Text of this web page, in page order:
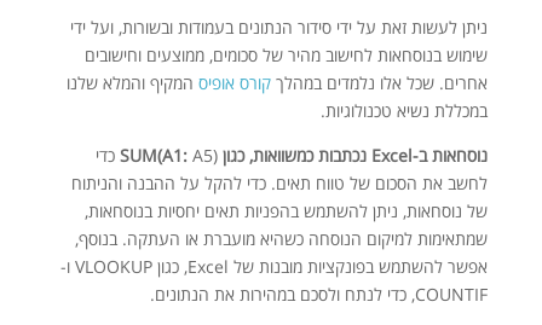
ניתן לעשות זאת על ידי סידור הנתונים בעמודות ובשורות, ועל ידי
שימוש בנוסחאות לחישוב מהיר של סכומים, ממוצעים וחישובים
אחרים. שכל אלו נלמדים במהלך קורס אופיסהמקיף והמלא שלנו
במכללת נשיא טכנולוגיות.
נוסחאות ב-Excel נכתבות כמשוואות, כגון SUM(A1:
A5) כדי
לחשב את הסכום של טווח תאים. כדי להקל על ההבנה והניתוח
של נוסחאות, ניתן להשתמש בהפניות תאים יחסיות בנוסחאות,
שמתאימות למיקום הנוסחה כשהיא מועברת או העתקה. בנוסף,
אפשר להשתמש בפונקציות מובנות של Excel, כגון VLOOKUP ו-
COUNTIF, כדי לנתח ולסכם במהירות את הנתונים.